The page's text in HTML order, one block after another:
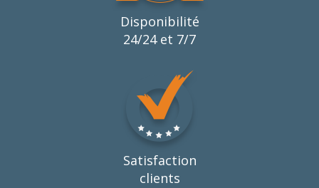
Disponibilité
24/24 et 7/7
Satisfaction
clients